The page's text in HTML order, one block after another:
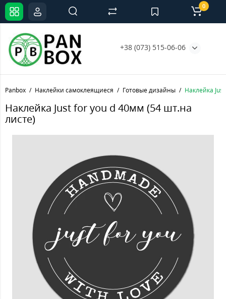
+38 (073) 515-06-06
0
Panbox Наклейки самоклеящиеся Готовые дизайны Наклейка
Наклейка Just for you d 40мм (54 шт.на
листе)